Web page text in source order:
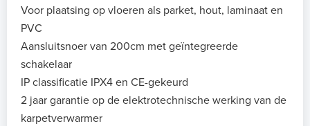
Voor plaatsing op vloeren als parket, hout, laminaat en
PVC
Aansluitsnoer van 200cm met geïntegreerde
schakelaar
IP classificatie IPX4 en CE-gekeurd
2 jaar garantie op de elektrotechnische werking van de
karpetverwarmer